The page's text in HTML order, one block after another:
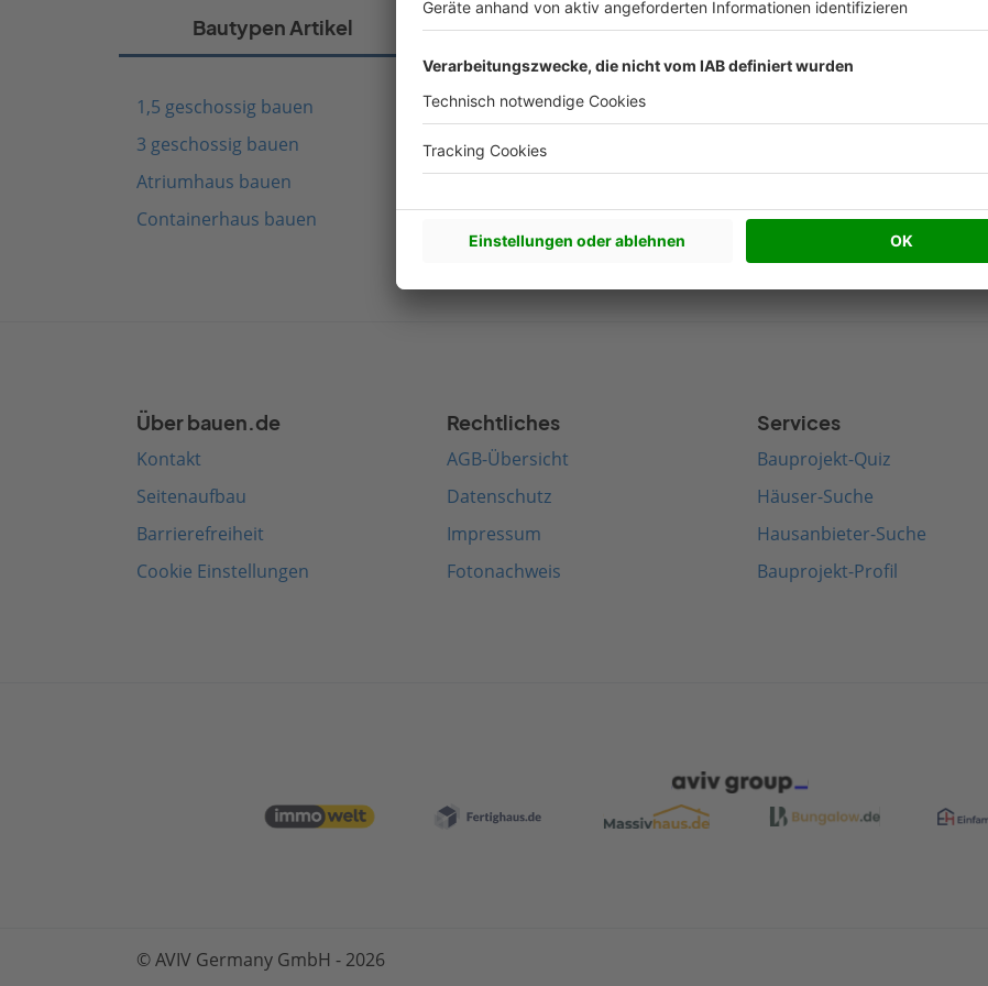
Bautypen Artikel Nachhaltigkeit Artikel Beliebte
1,5 geschossig bauen
3 geschossig bauen
Atriumhaus bauen
Containerhaus bauen
Fachwerkhaus bauen
Schwedenhaus bauen
Modernes Haus bauen
Pultdach bauen
Zeltdach bauen
Über bauen.de
Kontakt
Seitenaufbau
Barrierefreiheit
Cookie Einstellungen
Rechtliches
AGB-Übersicht
Datenschutz
Impressum
Fotonachweis
Services
Bauprojekt-Quiz
Häuser-Suche
Hausanbieter-Suche
Bauprojekt-Profil
© AVIV Germany GmbH - 2026